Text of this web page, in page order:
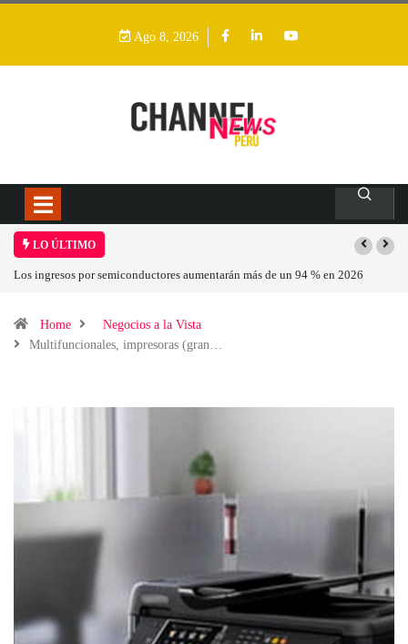
Ago 8, 2026
LO ÚLTIMO
Los ingresos por semiconductores aumentarán más de un 94 % en 2026
Home
Negocios a la Vista
Multifuncionales, impresoras (gran…